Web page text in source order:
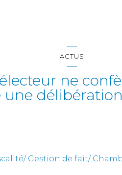
ACTUS
ne
Gestion de fait/